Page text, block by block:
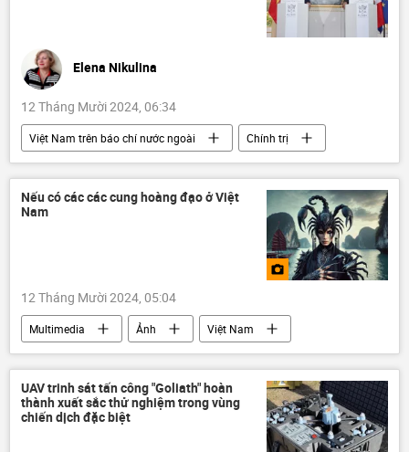
Elena Nikulina
12 Tháng Mười 2024, 06:34
Việt Nam trên báo chí nước ngoài
Chính trị
GDP
Việt Nam
Kinh tế
Kinh doanh
Thành phố Hồ Chí Minh
thông tin
Nếu có các các cung hoàng đạo ở Việt
Nam
12 Tháng Mười 2024, 05:04
Multimedia Ảnh
Việt Nam
AI
UAV trinh sát tấn công "Goliath" hoàn
thành xuất sắc thử nghiệm trong vùng
chiến dịch đặc biệt